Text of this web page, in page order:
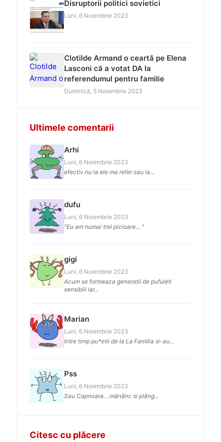
Disruptorii politici sovietici
Luni, 6 Noiembrie 2023
Clotilde Armand o ceartă pe Elena
Lasconi că a votat DA la
referendumul pentru familie
Duminică, 5 Noiembrie 2023
Ultimele comentarii
Arhi
Luni, 6 Noiembrie 2023
efectiv nu la ele ma refer sau la...
dufu
Luni, 6 Noiembrie 2023
"Eu am numai trei picioare... "
gigi
Luni, 6 Noiembrie 2023
Acum se formeaza generatii de pufuleti
sensibili iar...
Marian
Luni, 6 Noiembrie 2023
Intre timp pu*etii de la La Familia si-au...
Pss
Luni, 6 Noiembrie 2023
Sau Caprioara....mănânc si plâng...
Citesc cu plăcere